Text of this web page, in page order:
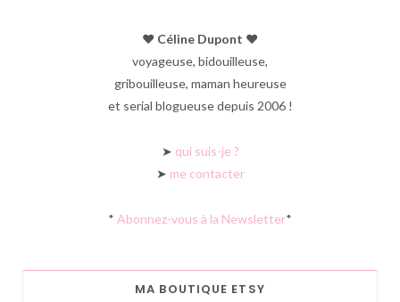
♥︎ Céline Dupont ♥︎
voyageuse, bidouilleuse,
gribouilleuse, maman heureuse
et serial blogueuse depuis 2006 !
➤ qui suis-je ?
➤ me contacter
* Abonnez-vous à la Newsletter*
MA BOUTIQUE ETSY